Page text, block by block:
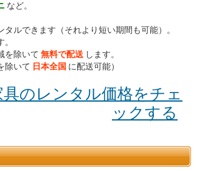
など。
タルできます（それより短い期間も可能）。
を除いて 無料で配送 します。
除いて 日本全国 に配送可能）
のレンタル価格をチェ
ックする